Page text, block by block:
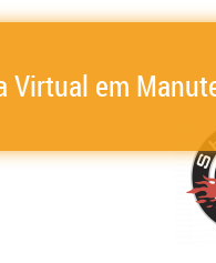
Virtual em